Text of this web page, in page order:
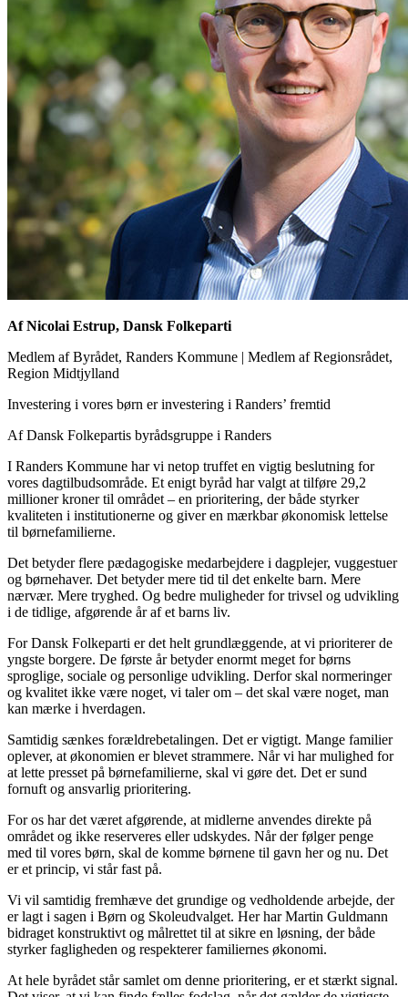
Af Nicolai Estrup, Dansk Folkeparti
Medlem af Byrådet, Randers Kommune | Medlem af Regionsrådet,
Region Midtjylland
Investering i vores børn er investering i Randers’ fremtid
Af Dansk Folkepartis byrådsgruppe i Randers
I Randers Kommune har vi netop truffet en vigtig beslutning for
vores dagtilbudsområde. Et enigt byråd har valgt at tilføre 29,2
millioner kroner til området – en prioritering, der både styrker
kvaliteten i institutionerne og giver en mærkbar økonomisk lettelse
til børnefamilierne.
Det betyder flere pædagogiske medarbejdere i dagplejer, vuggestuer
og børnehaver. Det betyder mere tid til det enkelte barn. Mere
nærvær. Mere tryghed. Og bedre muligheder for trivsel og udvikling
i de tidlige, afgørende år af et barns liv.
For Dansk Folkeparti er det helt grundlæggende, at vi prioriterer de
yngste borgere. De første år betyder enormt meget for børns
sproglige, sociale og personlige udvikling. Derfor skal normeringer
og kvalitet ikke være noget, vi taler om – det skal være noget, man
kan mærke i hverdagen.
Samtidig sænkes forældrebetalingen. Det er vigtigt. Mange familier
oplever, at økonomien er blevet strammere. Når vi har mulighed for
at lette presset på børnefamilierne, skal vi gøre det. Det er sund
fornuft og ansvarlig prioritering.
For os har det været afgørende, at midlerne anvendes direkte på
området og ikke reserveres eller udskydes. Når der følger penge
med til vores børn, skal de komme børnene til gavn her og nu. Det
er et princip, vi står fast på.
Vi vil samtidig fremhæve det grundige og vedholdende arbejde, der
er lagt i sagen i Børn og Skoleudvalget. Her har Martin Guldmann
bidraget konstruktivt og målrettet til at sikre en løsning, der både
styrker fagligheden og respekterer familiernes økonomi.
At hele byrådet står samlet om denne prioritering, er et stærkt signal.